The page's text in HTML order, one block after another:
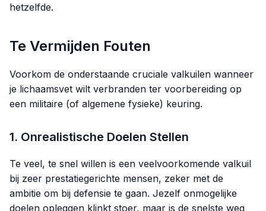
hetzelfde.
Te Vermijden Fouten
Voorkom de onderstaande cruciale valkuilen wanneer
je lichaamsvet wilt verbranden ter voorbereiding op
een militaire (of algemene fysieke) keuring.
1. Onrealistische Doelen Stellen
Te veel, te snel willen is een veelvoorkomende valkuil
bij zeer prestatiegerichte mensen, zeker met de
ambitie om bij defensie te gaan. Jezelf onmogelijke
doelen opleggen klinkt stoer, maar is de snelste weg